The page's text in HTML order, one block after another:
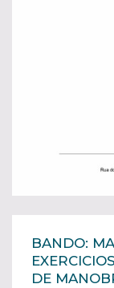
BANDO:
DE